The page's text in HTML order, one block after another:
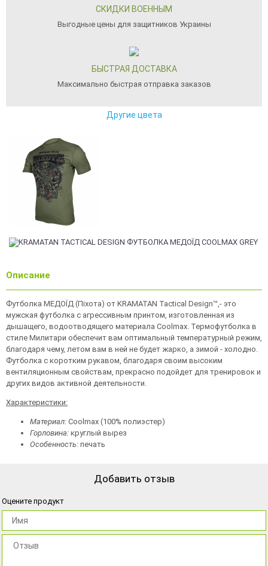
СКИДКИ ВОЕННЫМ
Выгодные цены для защитников Украины
БЫСТРАЯ ДОСТАВКА
Максимально быстрая отправка заказов
Другие цвета
Описание
Футболка МЕДОЇД (Піхота) от KRAMATAN Tactical Design™,- это
мужская футболка с агрессивным принтом, изготовленная из
дышащего, водоотводящего материала Coolmax. Термофутболка в
стиле Милитари обеспечит вам оптимальный температурный режим,
благодаря чему, летом вам в ней не будет жарко, а зимой - холодно.
Футболка с коротким рукавом, благодаря своим высоким
вентиляционным свойствам, прекрасно подойдет для тренировок и
других видов активной деятельности.
Характеристики:
Материал: Coolmax (100% полиэстер)
Горловина: круглый вырез
Особенность: печать
Добавить отзыв
Оцените продукт